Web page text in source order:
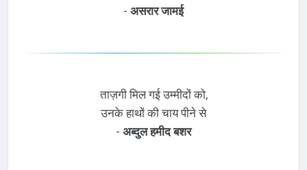
- असरार जामई
ताज़गी मिल गई उम्मीदों को,
उनके हाथों की चाय पीने से
- अब्दुल हमीद बशर